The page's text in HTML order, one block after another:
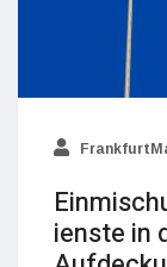
ienste in